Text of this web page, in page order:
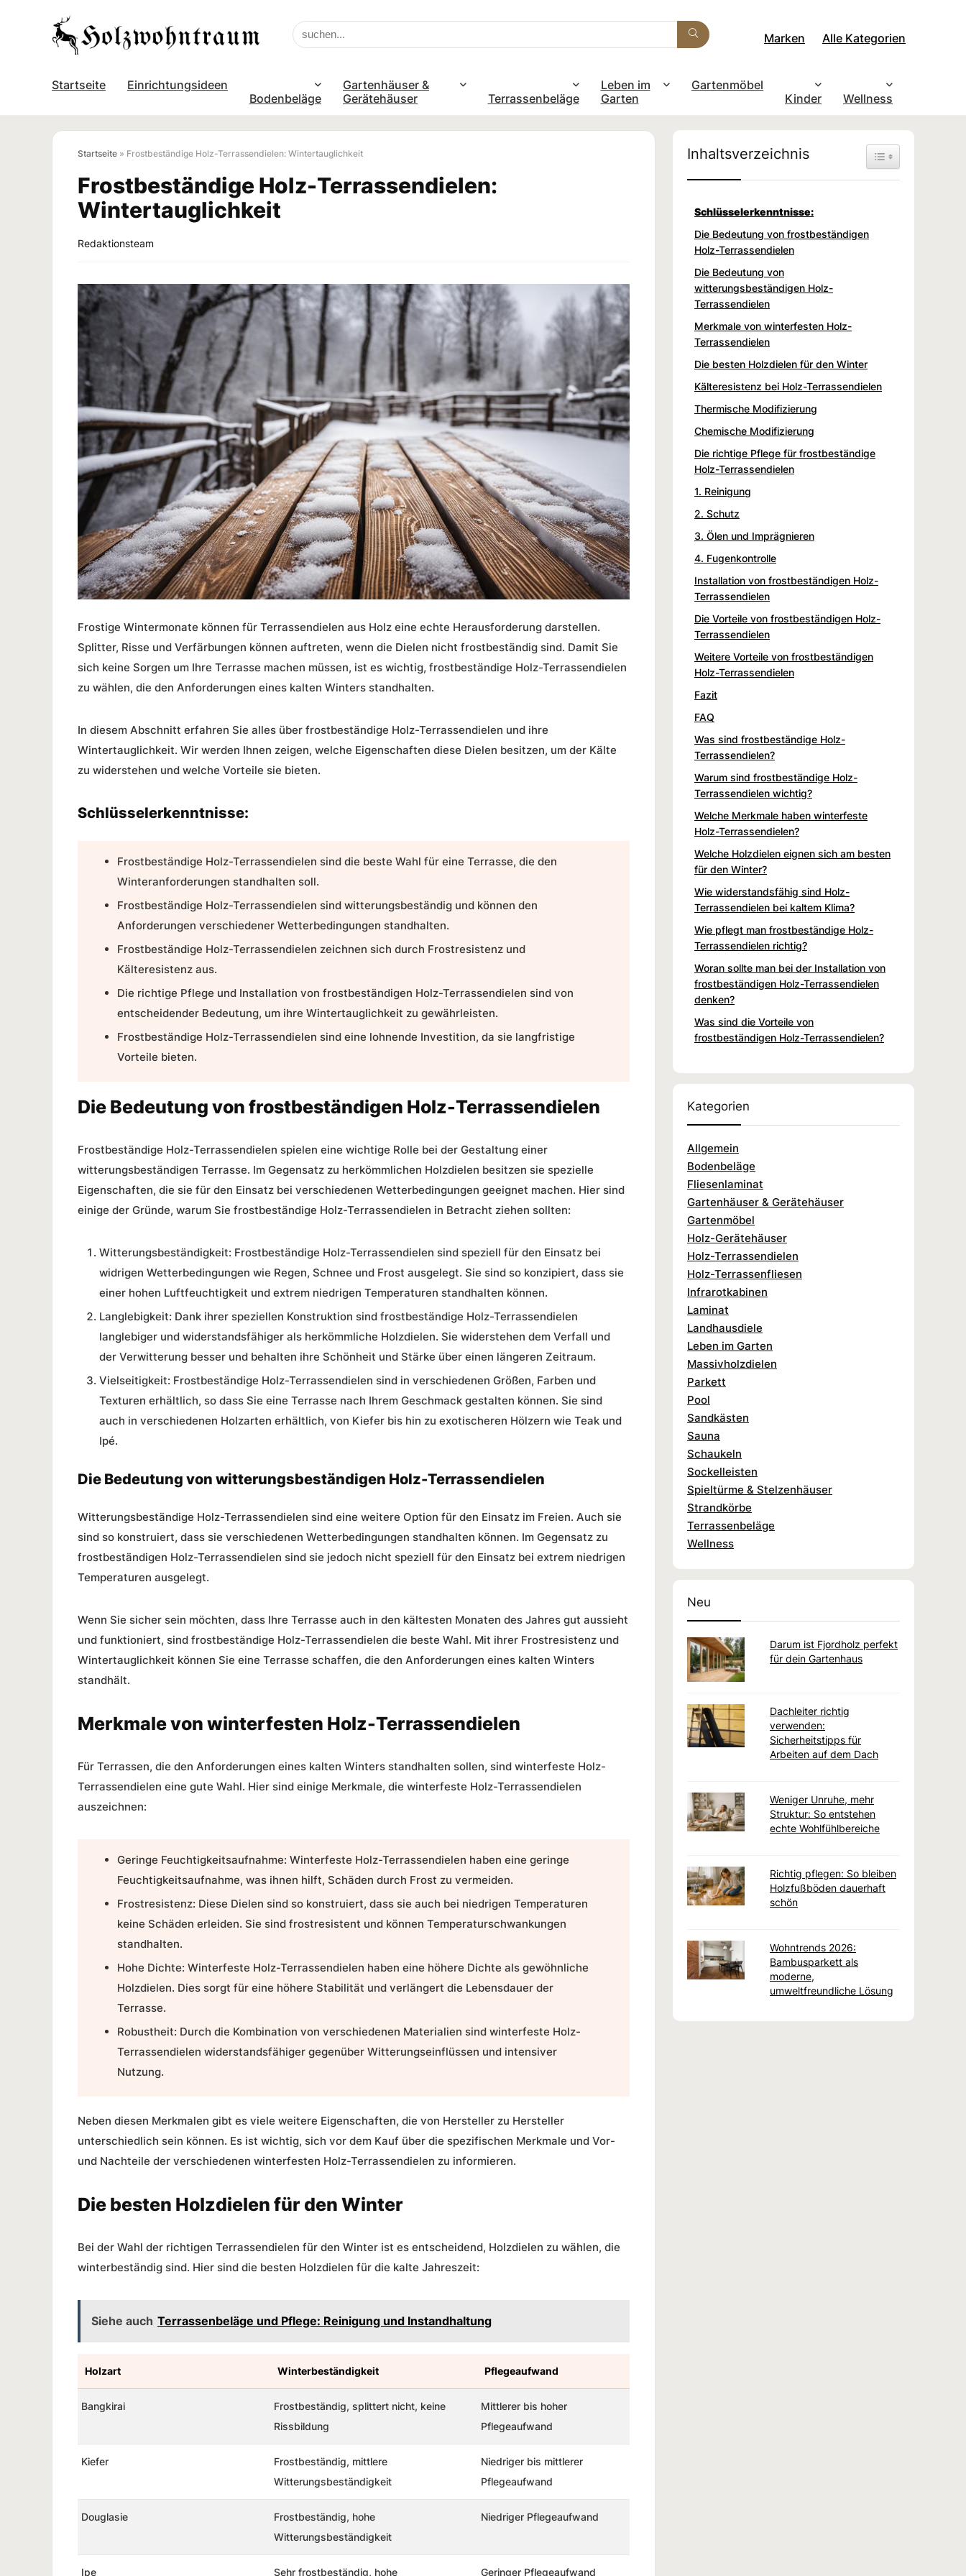
Marken Alle Kategorien
Startseite
Einrichtungsideen
Bodenbeläge
Gartenhäuser &
Gerätehäuser
Terrassenbeläge
Leben im
Garten
Gartenmöbel
Kinder
Wellness
Startseite » Frostbeständige Holz-Terrassendielen: Wintertauglichkeit
Frostbeständige Holz-Terrassendielen:
Wintertauglichkeit
Redaktionsteam
Frostige Wintermonate können für Terrassendielen aus Holz eine echte Herausforderung darstellen.
Splitter, Risse und Verfärbungen können auftreten, wenn die Dielen nicht frostbeständig sind. Damit Sie
sich keine Sorgen um Ihre Terrasse machen müssen, ist es wichtig, frostbeständige Holz-Terrassendielen
zu wählen, die den Anforderungen eines kalten Winters standhalten.
In diesem Abschnitt erfahren Sie alles über frostbeständige Holz-Terrassendielen und ihre
Wintertauglichkeit. Wir werden Ihnen zeigen, welche Eigenschaften diese Dielen besitzen, um der Kälte
zu widerstehen und welche Vorteile sie bieten.
Schlüsselerkenntnisse:
Frostbeständige Holz-Terrassendielen sind die beste Wahl für eine Terrasse, die den
Winteranforderungen standhalten soll.
Frostbeständige Holz-Terrassendielen sind witterungsbeständig und können den
Anforderungen verschiedener Wetterbedingungen standhalten.
Frostbeständige Holz-Terrassendielen zeichnen sich durch Frostresistenz und
Kälteresistenz aus.
Die richtige Pflege und Installation von frostbeständigen Holz-Terrassendielen sind von
entscheidender Bedeutung, um ihre Wintertauglichkeit zu gewährleisten.
Frostbeständige Holz-Terrassendielen sind eine lohnende Investition, da sie langfristige
Vorteile bieten.
Die Bedeutung von frostbeständigen Holz-Terrassendielen
Frostbeständige Holz-Terrassendielen spielen eine wichtige Rolle bei der Gestaltung einer
witterungsbeständigen Terrasse. Im Gegensatz zu herkömmlichen Holzdielen besitzen sie spezielle
Eigenschaften, die sie für den Einsatz bei verschiedenen Wetterbedingungen geeignet machen. Hier sind
einige der Gründe, warum Sie frostbeständige Holz-Terrassendielen in Betracht ziehen sollten:
Witterungsbeständigkeit: Frostbeständige Holz-Terrassendielen sind speziell für den Einsatz bei
widrigen Wetterbedingungen wie Regen, Schnee und Frost ausgelegt. Sie sind so konzipiert, dass sie
einer hohen Luftfeuchtigkeit und extrem niedrigen Temperaturen standhalten können.
Langlebigkeit: Dank ihrer speziellen Konstruktion sind frostbeständige Holz-Terrassendielen
langlebiger und widerstandsfähiger als herkömmliche Holzdielen. Sie widerstehen dem Verfall und
der Verwitterung besser und behalten ihre Schönheit und Stärke über einen längeren Zeitraum.
Vielseitigkeit: Frostbeständige Holz-Terrassendielen sind in verschiedenen Größen, Farben und
Texturen erhältlich, so dass Sie eine Terrasse nach Ihrem Geschmack gestalten können. Sie sind
auch in verschiedenen Holzarten erhältlich, von Kiefer bis hin zu exotischeren Hölzern wie Teak und
Ipé.
Die Bedeutung von witterungsbeständigen Holz-Terrassendielen
Witterungsbeständige Holz-Terrassendielen sind eine weitere Option für den Einsatz im Freien. Auch sie
sind so konstruiert, dass sie verschiedenen Wetterbedingungen standhalten können. Im Gegensatz zu
frostbeständigen Holz-Terrassendielen sind sie jedoch nicht speziell für den Einsatz bei extrem niedrigen
Temperaturen ausgelegt.
Wenn Sie sicher sein möchten, dass Ihre Terrasse auch in den kältesten Monaten des Jahres gut aussieht
und funktioniert, sind frostbeständige Holz-Terrassendielen die beste Wahl. Mit ihrer Frostresistenz und
Wintertauglichkeit können Sie eine Terrasse schaffen, die den Anforderungen eines kalten Winters
standhält.
Merkmale von winterfesten Holz-Terrassendielen
Für Terrassen, die den Anforderungen eines kalten Winters standhalten sollen, sind winterfeste Holz-
Terrassendielen eine gute Wahl. Hier sind einige Merkmale, die winterfeste Holz-Terrassendielen
auszeichnen:
Geringe Feuchtigkeitsaufnahme: Winterfeste Holz-Terrassendielen haben eine geringe
Feuchtigkeitsaufnahme, was ihnen hilft, Schäden durch Frost zu vermeiden.
Frostresistenz: Diese Dielen sind so konstruiert, dass sie auch bei niedrigen Temperaturen
keine Schäden erleiden. Sie sind frostresistent und können Temperaturschwankungen
standhalten.
Hohe Dichte: Winterfeste Holz-Terrassendielen haben eine höhere Dichte als gewöhnliche
Holzdielen. Dies sorgt für eine höhere Stabilität und verlängert die Lebensdauer der
Terrasse.
Robustheit: Durch die Kombination von verschiedenen Materialien sind winterfeste Holz-
Terrassendielen widerstandsfähiger gegenüber Witterungseinflüssen und intensiver
Nutzung.
Neben diesen Merkmalen gibt es viele weitere Eigenschaften, die von Hersteller zu Hersteller
unterschiedlich sein können. Es ist wichtig, sich vor dem Kauf über die spezifischen Merkmale und Vor-
und Nachteile der verschiedenen winterfesten Holz-Terrassendielen zu informieren.
Die besten Holzdielen für den Winter
Bei der Wahl der richtigen Terrassendielen für den Winter ist es entscheidend, Holzdielen zu wählen, die
winterbeständig sind. Hier sind die besten Holzdielen für die kalte Jahreszeit:
Siehe auch Terrassenbeläge und Pflege: Reinigung und Instandhaltung
Holzart Winterbeständigkeit Pflegeaufwand
Bangkirai
Frostbeständig, splittert nicht, keine
Rissbildung
Mittlerer bis hoher
Pflegeaufwand
Kiefer
Frostbeständig, mittlere
Witterungsbeständigkeit
Niedriger bis mittlerer
Pflegeaufwand
Douglasie
Frostbeständig, hohe
Witterungsbeständigkeit
Niedriger Pflegeaufwand
Ipe Sehr frostbeständig, hohe Geringer Pflegeaufwand
Inhaltsverzeichnis Toggle Table of
Schlüsselerkenntnisse:
Die Bedeutung von frostbeständigen
Holz-Terrassendielen
Die Bedeutung von
witterungsbeständigen Holz-
Terrassendielen
Merkmale von winterfesten Holz-
Terrassendielen
Die besten Holzdielen für den Winter
Kälteresistenz bei Holz-Terrassendielen
Thermische Modifizierung
Chemische Modifizierung
Die richtige Pflege für frostbeständige
Holz-Terrassendielen
1. Reinigung
2. Schutz
3. Ölen und Imprägnieren
4. Fugenkontrolle
Installation von frostbeständigen Holz-
Terrassendielen
Die Vorteile von frostbeständigen Holz-
Terrassendielen
Weitere Vorteile von frostbeständigen
Holz-Terrassendielen
Fazit
FAQ
Was sind frostbeständige Holz-
Terrassendielen?
Warum sind frostbeständige Holz-
Terrassendielen wichtig?
Welche Merkmale haben winterfeste
Holz-Terrassendielen?
Welche Holzdielen eignen sich am besten
für den Winter?
Wie widerstandsfähig sind Holz-
Terrassendielen bei kaltem Klima?
Wie pflegt man frostbeständige Holz-
Terrassendielen richtig?
Woran sollte man bei der Installation von
frostbeständigen Holz-Terrassendielen
denken?
Was sind die Vorteile von
frostbeständigen Holz-Terrassendielen?
Kategorien
Allgemein
Bodenbeläge
Fliesenlaminat
Gartenhäuser & Gerätehäuser
Gartenmöbel
Holz-Gerätehäuser
Holz-Terrassendielen
Holz-Terrassenfliesen
Infrarotkabinen
Laminat
Landhausdiele
Leben im Garten
Massivholzdielen
Parkett
Pool
Sandkästen
Sauna
Schaukeln
Sockelleisten
Spieltürme & Stelzenhäuser
Strandkörbe
Terrassenbeläge
Wellness
Neu
Darum ist Fjordholz perfekt
für dein Gartenhaus
Dachleiter richtig
verwenden:
Sicherheitstipps für
Arbeiten auf dem Dach
Weniger Unruhe, mehr
Struktur: So entstehen
echte Wohlfühlbereiche
Richtig pflegen: So bleiben
Holzfußböden dauerhaft
schön
Wohntrends 2026:
Bambusparkett als
moderne,
umweltfreundliche Lösung